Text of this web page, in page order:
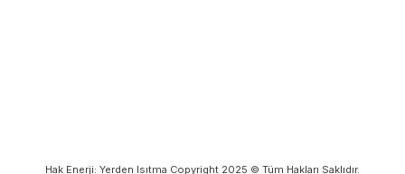
Hak Enerji: Yerden Isıtma Copyright 2025 © Tüm Hakları Saklıdır.